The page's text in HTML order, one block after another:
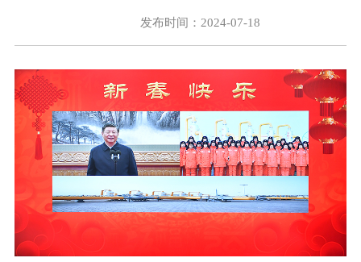
发布时间：2024-07-18